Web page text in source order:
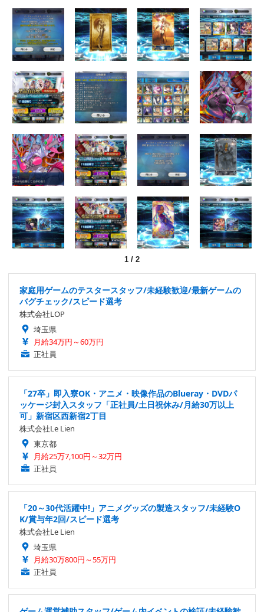
1 / 2
家庭用ゲームのテスタースタッフ/未経験歓迎/最新ゲームの
バグチェック/スピード選考
株式会社LOP
埼玉県
月給34万円～60万円
正社員
「27卒」即入寮OK・アニメ・映像作品のBlueray・DVDパ
ッケージ封入スタッフ「正社員/土日祝休み/月給30万以上
可」新宿区西新宿2丁目
株式会社Le Lien
東京都
月給25万7,100円～32万円
正社員
「20～30代活躍中!」アニメグッズの製造スタッフ/未経験O
K/賞与年2回/スピード選考
株式会社Le Lien
埼玉県
月給30万800円～55万円
正社員